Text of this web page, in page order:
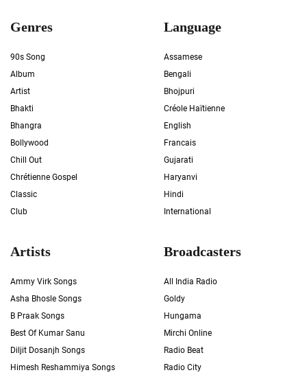
Genres
90s Song
Album
Artist
Bhakti
Bhangra
Bollywood
Chill Out
Chrétienne Gospel
Classic
Club
Language
Assamese
Bengali
Bhojpuri
Créole Haïtienne
English
Francais
Gujarati
Haryanvi
Hindi
International
Artists
Ammy Virk Songs
Asha Bhosle Songs
B Praak Songs
Best Of Kumar Sanu
Diljit Dosanjh Songs
Himesh Reshammiya Songs
Broadcasters
All India Radio
Goldy
Hungama
Mirchi Online
Radio Beat
Radio City